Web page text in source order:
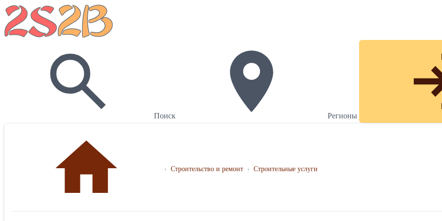
Поиск Регионы
› Строительство и ремонт › Строительные услуги